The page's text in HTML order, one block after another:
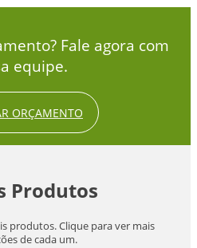
Fale agora com
equipe.
ORÇAMENTO
Produtos
produtos. Clique para ver mais
de cada um.